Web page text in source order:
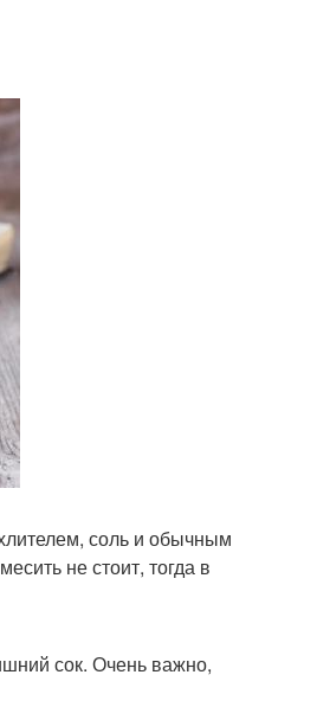
соль и обычным
не стоит, тогда в
сок. Очень важно,